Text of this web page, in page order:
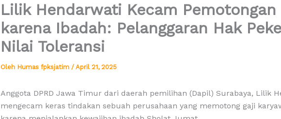
Lilik Hendarwati Kecam Pemotongan
karena Ibadah: Pelanggaran Hak
Nilai Toleransi
Oleh Humas fpksjatim / April 21, 2025
Anggota DPRD Jawa Timur dari daerah pemilihan (Dapil) Surabaya, Lilik
mengecam keras tindakan sebuah perusahaan yang memotong gaji